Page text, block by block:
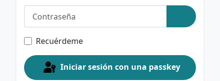
Mostrar
Recuérdeme
Iniciar sesión con una passkey